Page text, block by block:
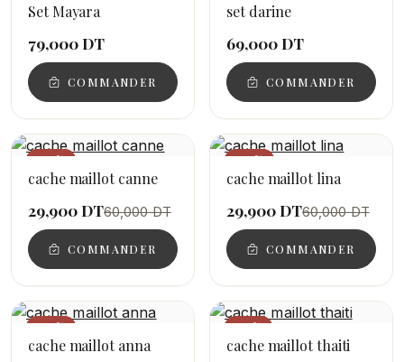
Set Mayara
79,000 DT
COMMANDER
set darine
69,000 DT
COMMANDER
−50%
cache maillot canne
29,900 DT60,000 DT
COMMANDER
−50%
cache maillot lina
29,900 DT60,000 DT
COMMANDER
−49%
cache maillot anna
−33%
cache maillot thaiti